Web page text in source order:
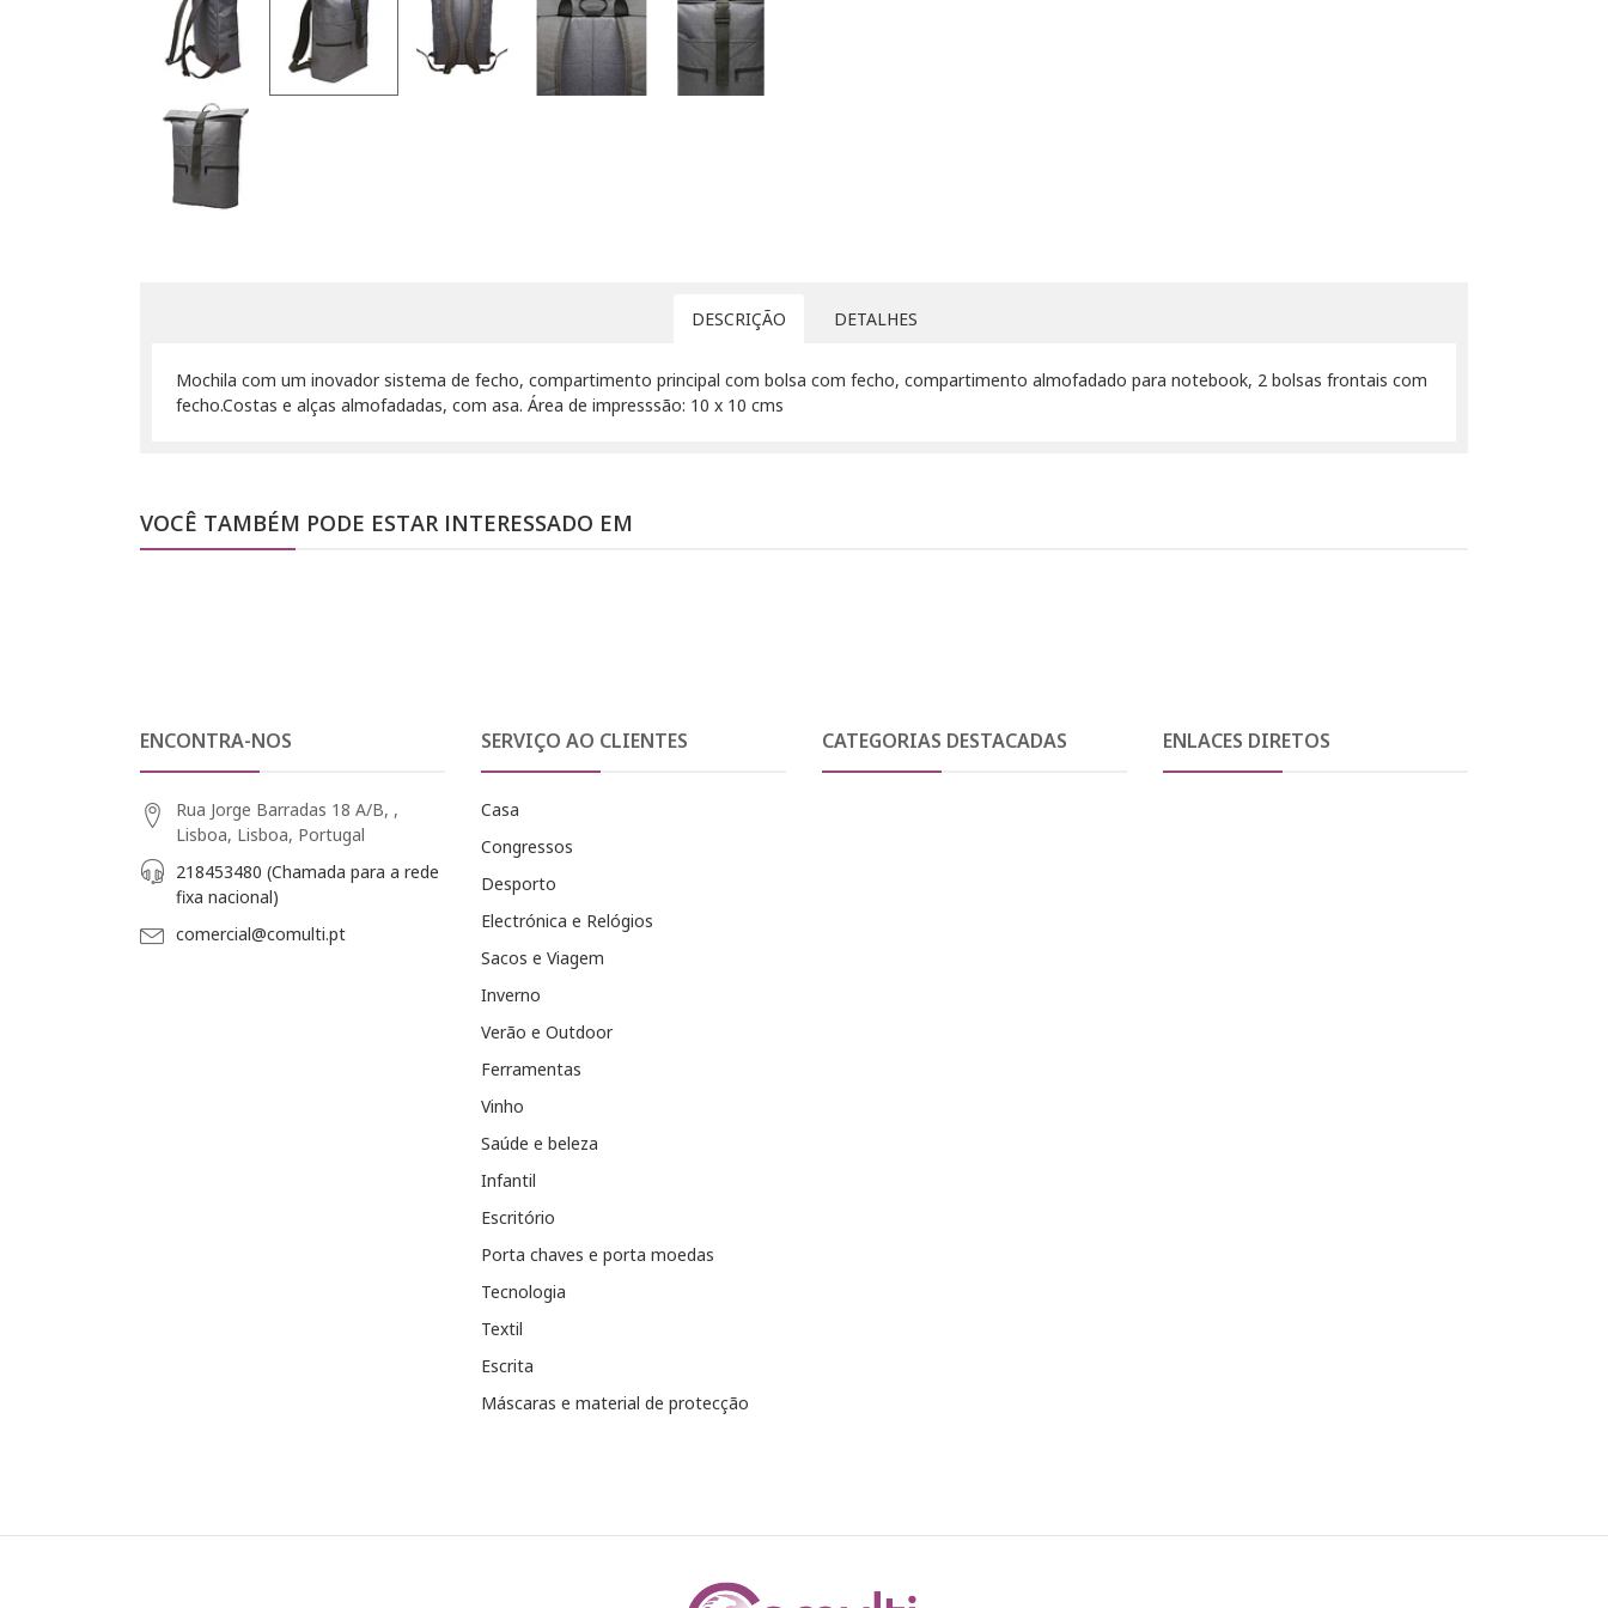
DESCRIÇÃO DETALHES
Mochila com um inovador sistema de fecho, compartimento principal com bolsa com fecho, compartimento almofadado para notebook, 2 bolsas frontais com
fecho.Costas e alças almofadadas, com asa. Área de impresssão: 10 x 10 cms
VOCÊ TAMBÉM PODE ESTAR INTERESSADO EM
ENCONTRA-NOS
Rua Jorge Barradas 18 A/B, ,
Lisboa, Lisboa, Portugal
218453480 (Chamada para a rede
fixa nacional)
comercial@comulti.pt
SERVIÇO AO CLIENTES
Casa
Congressos
Desporto
Electrónica e Relógios
Sacos e Viagem
Inverno
Verão e Outdoor
Ferramentas
Vinho
Saúde e beleza
Infantil
Escritório
Porta chaves e porta moedas
Tecnologia
Textil
Escrita
Máscaras e material de protecção
CATEGORIAS DESTACADAS ENLACES DIRETOS